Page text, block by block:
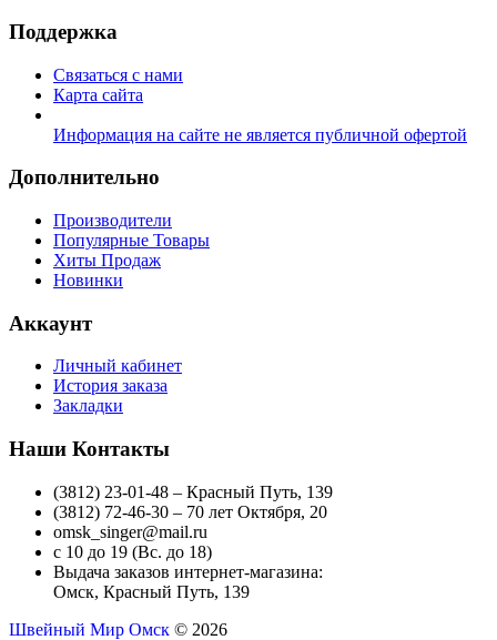
Поддержка
Связаться с нами
Карта сайта
Информация на сайте не является публичной офертой
Дополнительно
Производители
Популярные Товары
Хиты Продаж
Новинки
Аккаунт
Личный кабинет
История заказа
Закладки
Наши Контакты
(3812) 23-01-48 – Красный Путь, 139
(3812) 72-46-30 – 70 лет Октября, 20
omsk_singer@mail.ru
с 10 до 19 (Вс. до 18)
Выдача заказов интернет-магазина:
Омск, Красный Путь, 139
Швейный Мир Омск © 2026